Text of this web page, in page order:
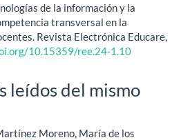
de la información y la
transversal en la
Revista Electrónica Educare,
10.15359/ree.24-1.10
leídos del mismo
Moreno, María de los